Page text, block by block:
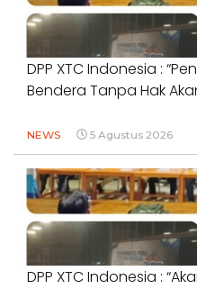
DPP XTC Indonesia :
Bendera Tanpa Hak
NEWS 5 Agustus 2026
DPP XTC Indonesia :